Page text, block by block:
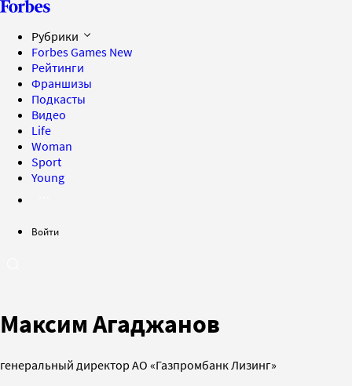
Рубрики
Forbes Games New
Рейтинги
Франшизы
Подкасты
Видео
Life
Woman
Sport
Young
Войти
Максим Агаджанов
генеральный директор АО «Газпромбанк Лизинг»